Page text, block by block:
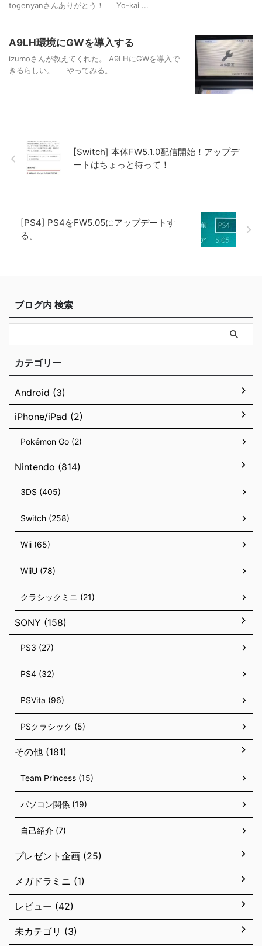
togenyanさんありがとう！ Yo-kai ...
A9LH環境にGWを導入する
izumoさんが教えてくれた。 A9LHにGWを導入で
きるらしい。 やってみる。
[Switch] 本体FW5.1.0配信開始！アップデ
ートはちょっと待って！
[PS4] PS4をFW5.05にアップデートす
る。
ブログ内 検索
カテゴリー
Android (3)
iPhone/iPad (2)
Pokémon Go (2)
Nintendo (814)
3DS (405)
Switch (258)
Wii (65)
WiiU (78)
クラシックミニ (21)
SONY (158)
PS3 (27)
PS4 (32)
PSVita (96)
PSクラシック (5)
その他 (181)
Team Princess (15)
パソコン関係 (19)
自己紹介 (7)
プレゼント企画 (25)
メガドラミニ (1)
レビュー (42)
未カテゴリ (3)